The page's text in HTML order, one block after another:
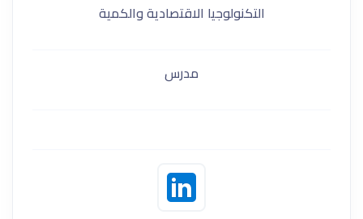
التكنولوجيا الاقتصادية والكمية
مدرس